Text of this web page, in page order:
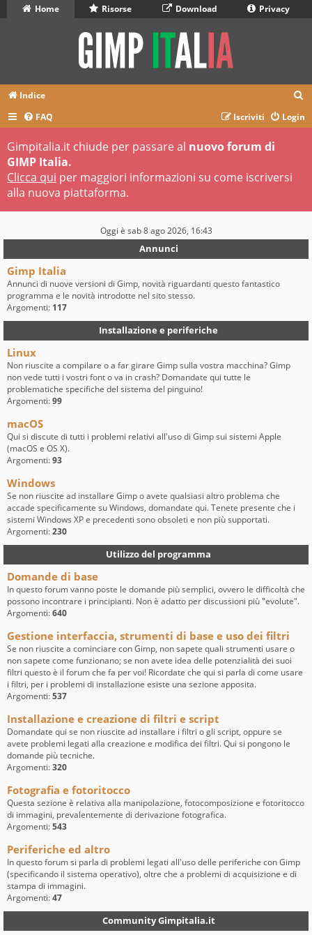
Home Risorse Download Privacy
Indice
r
FAQ Login
Iscriviti
Gimpitalia.it chiude per passare al nuovo forum di
GIMP Italia.
Clicca qui per maggiori informazioni su come iscriversi
alla nuova piattaforma.
Oggi è sab 8 ago 2026, 16:43
Annunci
Gimp Italia
Annunci di nuove versioni di Gimp, novità riguardanti questo fantastico
programma e le novità introdotte nel sito stesso.
Argomenti: 117
Installazione e periferiche
Linux
Non riuscite a compilare o a far girare Gimp sulla vostra macchina? Gimp
non vede tutti i vostri font o va in crash? Domandate qui tutte le
problematiche specifiche del sistema del pinguino!
Argomenti:99
macOS
Qui si discute di tutti i problemi relativi all'uso di Gimp sui sistemi Apple
(macOS e OS X).
Argomenti:93
Windows
Se non riuscite ad installare Gimp o avete qualsiasi altro problema che
accade specificamente su Windows, domandate qui. Tenete presente che i
sistemi Windows XP e precedenti sono obsoleti e non più supportati.
Argomenti:230
Utilizzo del programma
Domande di base
In questo forum vanno poste le domande più semplici, ovvero le difficoltà che
possono incontrare i principianti. Non è adatto per discussioni più "evolute".
Argomenti:640
Gestione interfaccia, strumenti di base e uso dei filtri
Se non riuscite a cominciare con Gimp, non sapete quali strumenti usare o
non sapete come funzionano; se non avete idea delle potenzialità dei suoi
filtri questo è il forum che fa per voi! Ricordate che qui si parla di come usare
i filtri, per i problemi di installazione esiste una sezione apposita.
Argomenti:537
Installazione e creazione di filtri e script
Domandate qui se non riuscite ad installare i filtri o gli script, oppure se
avete problemi legati alla creazione e modifica dei filtri. Qui si pongono le
domande più tecniche.
Argomenti:320
Fotografia e fotoritocco
Questa sezione è relativa alla manipolazione, fotocomposizione e fotoritocco
di immagini, prevalentemente di derivazione fotografica.
Argomenti:543
Periferiche ed altro
In questo forum si parla di problemi legati all'uso delle periferiche con Gimp
(specificando il sistema operativo), oltre che a problemi di acquisizione e di
stampa di immagini.
Argomenti:47
Community Gimpitalia.it